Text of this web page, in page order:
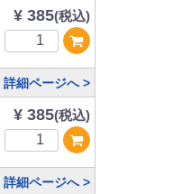
¥ 385(税込)
詳細ページへ >
¥ 385(税込)
詳細ページへ >